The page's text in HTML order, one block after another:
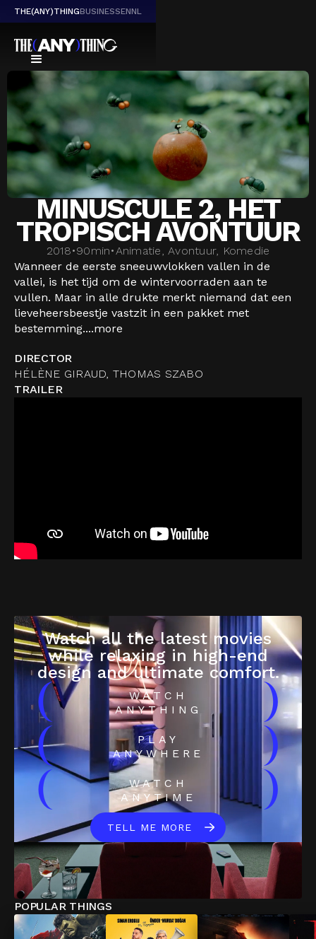
THE(ANY)THINGBUSINESSENNL
MINUSCULE 2, HET
TROPISCH AVONTUUR
2018•90min•Animatie, Avontuur, Komedie
Wanneer de eerste sneeuwvlokken vallen in de
vallei, is het tijd om de wintervoorraden aan te
vullen. Maar in alle drukte merkt niemand dat een
lieveheersbeestje vastzit in een pakket met
bestemming....more
DIRECTOR
HÉLÈNE GIRAUD, THOMAS SZABO
TRAILER
Watch all the latest movies
while relaxing in high-end
design and ultimate comfort.
(
WATCH
ANYTHING
)
(
PLAY
ANYWHERE
)
(
WATCH
ANYTIME
)
TELL ME MORE
POPULAR THINGS